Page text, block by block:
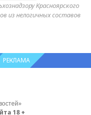
Красноярского
из нелогичных составов
РЕКЛАМА
18 +